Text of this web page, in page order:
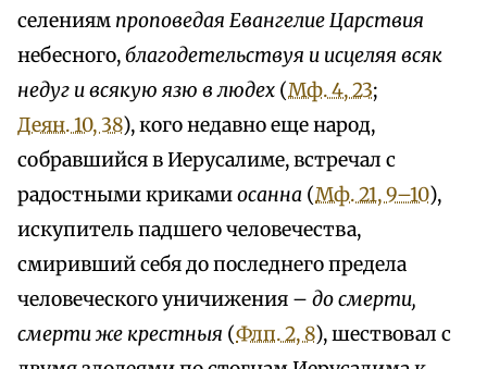
селениям проповедая Евангелие Царствия
небесного,благодетельствуя и исцеляя всяк
недуг и всякую язю в людех (Мф. 4, 23;
Деян. 10, 38), кого недавно еще народ,
собравшийся в Иерусалиме, встречал с
радостными крикамиосанна (Мф. 21, 9–10),
искупитель падшего человечества,
смиривший себя до последнего предела
человеческого уничижения – до смерти,
смерти же крестныя (Флп. 2, 8), шествовал с